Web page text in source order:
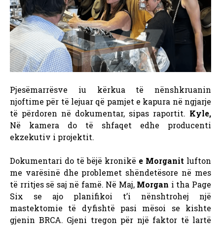
Pjesëmarrësve iu kërkua të nënshkruanin
njoftime për të lejuar që pamjet e kapura në ngjarje
të përdoren në dokumentar, sipas raportit. Kyle,
Në kamera do të shfaqet edhe producenti
ekzekutiv i projektit.
Dokumentari do të bëjë kronikë e Morganit lufton
me varësinë dhe problemet shëndetësore në mes
të rritjes së saj në famë. Në Maj, Morgan i tha Page
Six se ajo planifikoi t’i nënshtrohej një
mastektomie të dyfishtë pasi mësoi se kishte
gjenin BRCA. Gjeni tregon për një faktor të lartë